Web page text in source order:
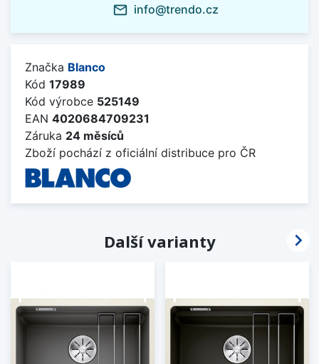
mail_outline info@trendo.cz
Značka Blanco
Kód 17989
Kód výrobce 525149
EAN 4020684709231
Záruka 24 měsíců
Zboží pochází z oficiální distribuce pro ČR
Další varianty 